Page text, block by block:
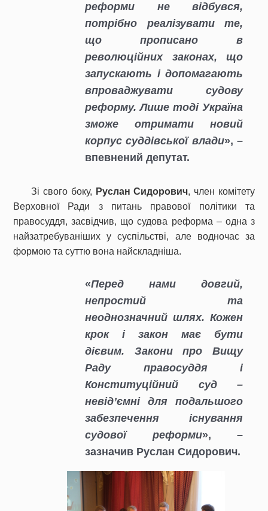
реформи не відбувся,
потрібно реалізувати те,
що прописано в
революційних законах, що
запускають і допомагають
впроваджувати судову
реформу. Лише тоді Україна
зможе отримати новий
корпус суддівської влади», –
впевнений депутат.
Зі свого боку, Руслан Сидорович, член комітету
Верховної Ради з питань правової політики та
правосуддя, засвідчив, що судова реформа – одна з
найзатребуваніших у суспільстві, але водночас за
формою та суттю вона найскладніша.
«Перед нами довгий,
непростий та
неоднозначний шлях. Кожен
крок і закон має бути
дієвим. Закони про Вищу
Раду правосуддя і
Конституційний суд –
невід’ємні для подальшого
забезпечення існування
судової реформи», –
зазначив Руслан Сидорович.